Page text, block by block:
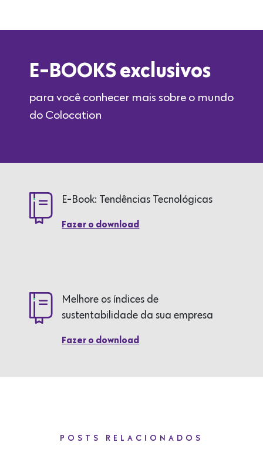
E-BOOKS exclusivos
para você conhecer mais sobre o mundo
do Colocation
E-Book: Tendências Tecnológicas
Fazer o download
Melhore os índices de
sustentabilidade da sua empresa
Fazer o download
POSTS RELACIONADOS